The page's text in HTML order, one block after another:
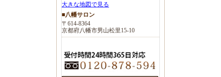
大きな地図で見る
■八幡サロン
〒614-8364
京都府八幡市男山松里15-10